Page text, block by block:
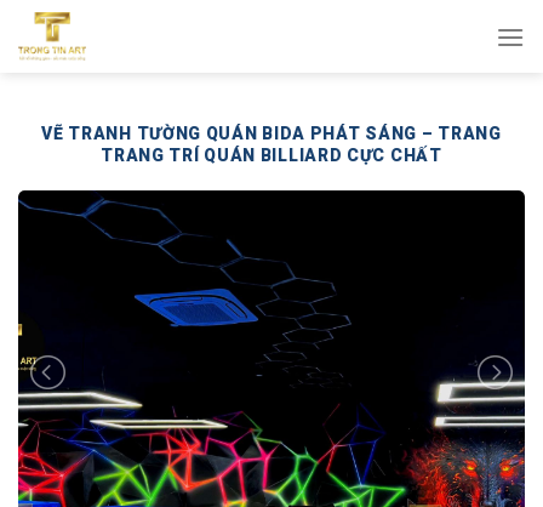
qua
VẼ TRANH TƯỜNG QUÁN BIDA PHÁT SÁNG – TRANG
TRANG TRÍ QUÁN BILLIARD CỰC CHẤT